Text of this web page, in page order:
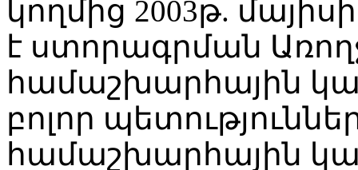
կողմից 2003թ.
է ստորագրման
համաշխարհային
բոլոր
համաշխարհային